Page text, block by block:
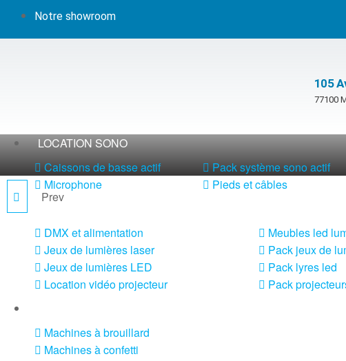
Notre showroom
105
77100
LOCATION SONO
Caissons de basse actif
Microphone
Pack système sono actif
Pieds et câbles
DMX et alimentation
Jeux de lumières laser
Jeux de lumières LED
Location vidéo projecteur
Meubles led
Pack jeux de
Pack lyres led
Pack
Machines à brouillard
Machines à confetti
Prev